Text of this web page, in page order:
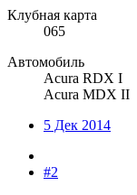
Клубная карта
065
Автомобиль
Acura RDX I
Acura MDX II
5 Дек 2014
#2